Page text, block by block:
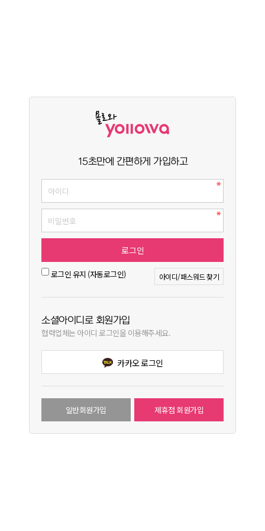
15초만에 간편하게 가입하고
로그인 유지 (자동로그인) 아이디/패스워드 찾기
소셜아이디로 회원가입
협력업체는 아이디 로그인을 이용해주세요.
카카오 로그인
일반회원가입 제휴점 회원가입